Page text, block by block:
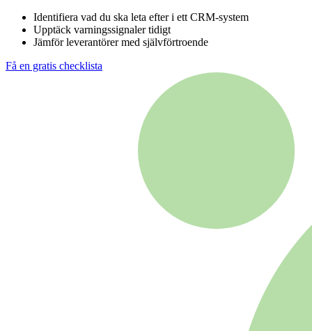
Identifiera vad du ska leta efter i ett CRM-system
Upptäck varningssignaler tidigt
Jämför leverantörer med självförtroende
Få en gratis checklista